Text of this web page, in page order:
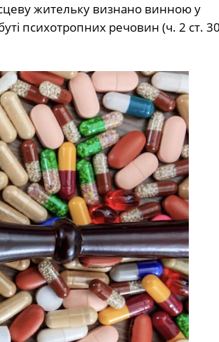
жительку визнано винною у
психотропних речовин (ч. 2 ст.